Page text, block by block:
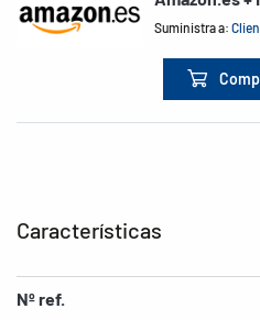
Suministra a:
Características
Nº ref.